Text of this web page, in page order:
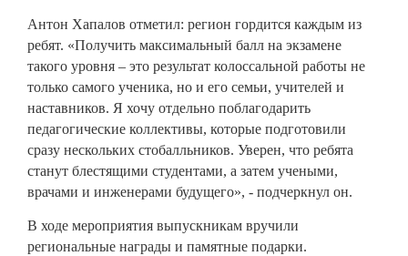
Антон Хапалов отметил: регион гордится каждым из
ребят. «Получить максимальный балл на экзамене
такого уровня – это результат колоссальной работы не
только самого ученика, но и его семьи, учителей и
наставников. Я хочу отдельно поблагодарить
педагогические коллективы, которые подготовили
сразу нескольких стобалльников. Уверен, что ребята
станут блестящими студентами, а затем учеными,
врачами и инженерами будущего», - подчеркнул он.
В ходе мероприятия выпускникам вручили
региональные награды и памятные подарки.